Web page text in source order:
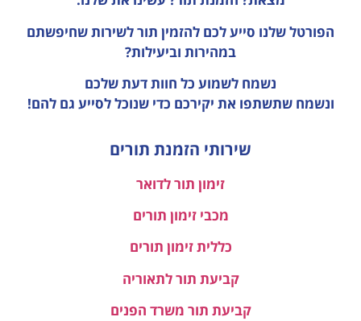
הפורטל שלנו סייע לכם להזמין תור לשירות שחיפשתם
במהירות וביעילות?
נשמח לשמוע כל חוות דעתשלכם
ונשמח שתשתפו את יקירכם כדי שנוכל לסייע גם להם!
שירותי הזמנת תורים
זימון תור לדואר
מכבי זימון תורים
כללית זימון תורים
קביעת תור לתאוריה
קביעת תור משרד הפנים